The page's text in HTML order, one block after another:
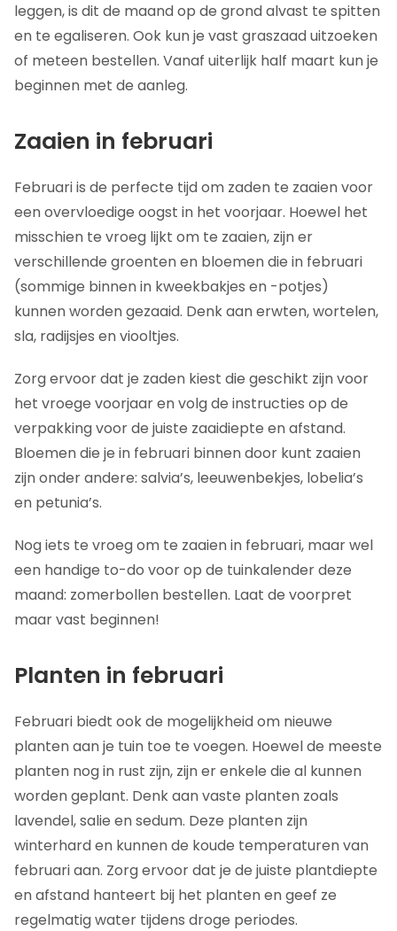
leggen, is dit de maand op de grond alvast te spitten
en te egaliseren. Ook kun je vast graszaad uitzoeken
of meteen bestellen. Vanaf uiterlijk half maart kun je
beginnen met de aanleg.
Zaaien in februari
Februari is de perfecte tijd om zaden te zaaien voor
een overvloedige oogst in het voorjaar. Hoewel het
misschien te vroeg lijkt om te zaaien, zijn er
verschillende groenten en bloemen die in februari
(sommige binnen in kweekbakjes en -potjes)
kunnen worden gezaaid. Denk aan erwten, wortelen,
sla, radijsjes en viooltjes.
Zorg ervoor dat je zaden kiest die geschikt zijn voor
het vroege voorjaar en volg de instructies op de
verpakking voor de juiste zaaidiepte en afstand.
Bloemen die je in februari binnen door kunt zaaien
zijn onder andere: salvia’s, leeuwenbekjes, lobelia’s
en petunia’s.
Nog iets te vroeg om te zaaien in februari, maar wel
een handige to-do voor op de tuinkalender deze
maand: zomerbollen bestellen. Laat de voorpret
maar vast beginnen!
Planten in februari
Februari biedt ook de mogelijkheid om nieuwe
planten aan je tuin toe te voegen. Hoewel de meeste
planten nog in rust zijn, zijn er enkele die al kunnen
worden geplant. Denk aan vaste planten zoals
lavendel, salie en sedum. Deze planten zijn
winterhard en kunnen de koude temperaturen van
februari aan. Zorg ervoor dat je de juiste plantdiepte
en afstand hanteert bij het planten en geef ze
regelmatig water tijdens droge periodes.